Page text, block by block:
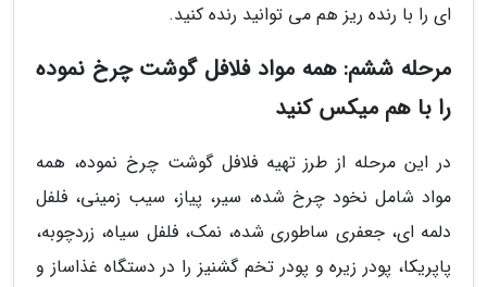
ای را با رنده ریز هم می توانید رنده کنید.
مرحله ششم: همه مواد فلافل گوشت چرخ نموده
را با هم میکس کنید
در این مرحله از طرز تهیه فلافل گوشت چرخ نموده، همه
مواد شامل نخود چرخ شده، سیر، پیاز، سیب زمینی، فلفل
دلمه ای، جعفری ساطوری شده، نمک، فلفل سیاه، زردچوبه،
پاپریکا، پودر زیره و پودر تخم گشنیز را در دستگاه غذاساز و